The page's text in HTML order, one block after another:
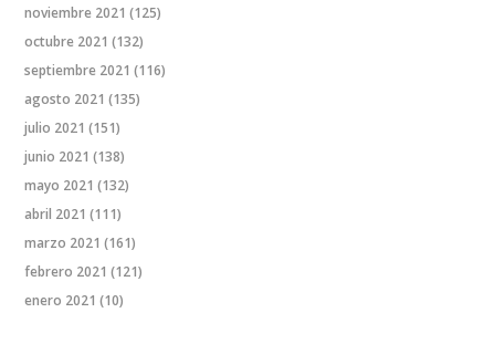
noviembre 2021 (125)
octubre 2021 (132)
septiembre 2021 (116)
agosto 2021 (135)
julio 2021 (151)
junio 2021 (138)
mayo 2021 (132)
abril 2021 (111)
marzo 2021 (161)
febrero 2021 (121)
enero 2021 (10)